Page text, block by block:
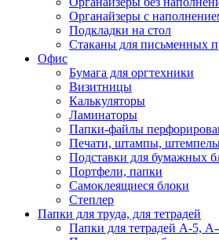
Органайзеры с
Подкладки на стол
Стаканы для письменных
Офис
Бумага для оргтехники
Визитницы
Калькуляторы
Ламинаторы
Папки-файлы
Печати, штампы,
Подставки для бумажных
Портфели, папки
Самоклеящиеся блоки
Степлер
Папки для труда, для тетрадей
Папки для тетрадей А-5,